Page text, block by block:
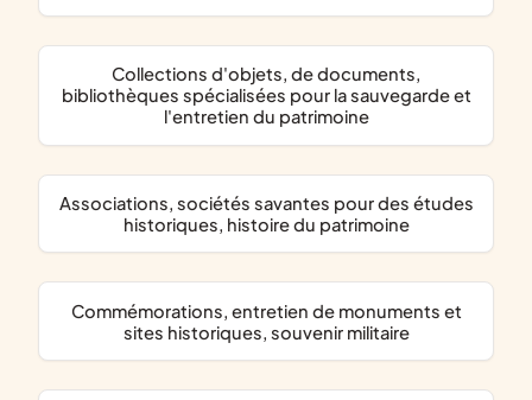
collections d'objets, de documents,
bibliothèques spécialisées pour la sauvegarde et
l'entretien du patrimoine
associations, sociétés savantes pour des études
historiques, histoire du patrimoine
commémorations, entretien de monuments et
sites historiques, souvenir militaire